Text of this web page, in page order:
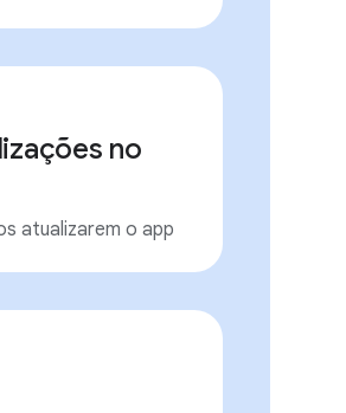
no
atualizarem o app